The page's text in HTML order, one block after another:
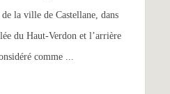
la ville de Castellane, dans
du Haut-Verdon et l’arrière
comme ...